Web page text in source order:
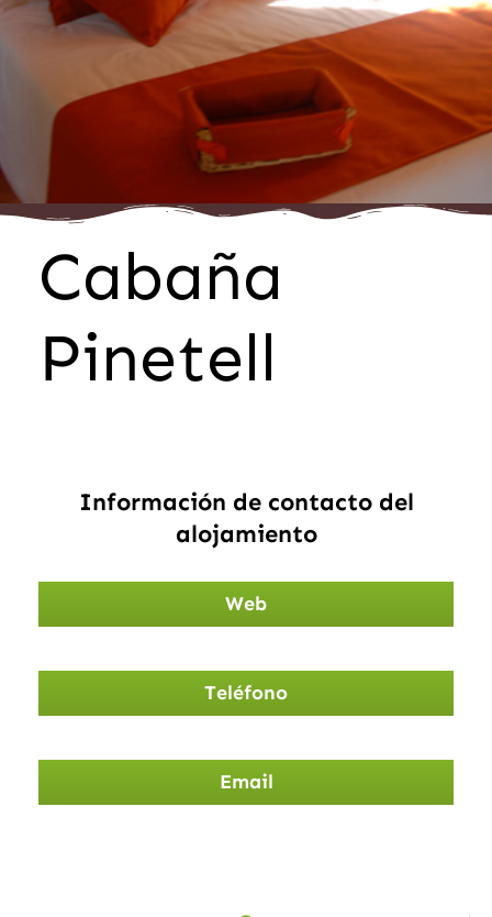
Cabaña
Pinetell
Información de contacto del
alojamiento
Web
Teléfono
Email